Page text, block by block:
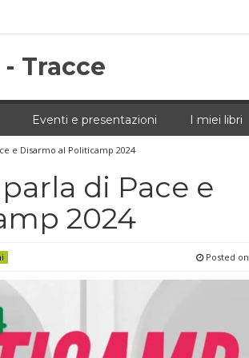
Tracce
Eventi e presentazioni I miei libri
e Disarmo al Politicamp 2024
di Pace e
2024
Posted on